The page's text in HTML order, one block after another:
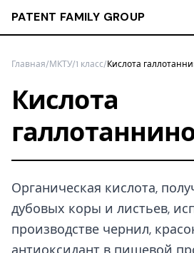
PATENT FAMILY GROUP
Главная/МКТУ/1 класс/Кислота
Кислота
Органическая кислота,
дубовых коры и листьев,
производстве чернил,